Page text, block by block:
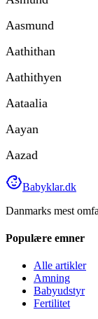
Aasmund
Aathithan
Aathithyen
Aataalia
Aayan
Aazad
Babyklar.dk
Danmarks mest
Populære emner
Alle artikler
Amning
Babyudstyr
Fertilitet